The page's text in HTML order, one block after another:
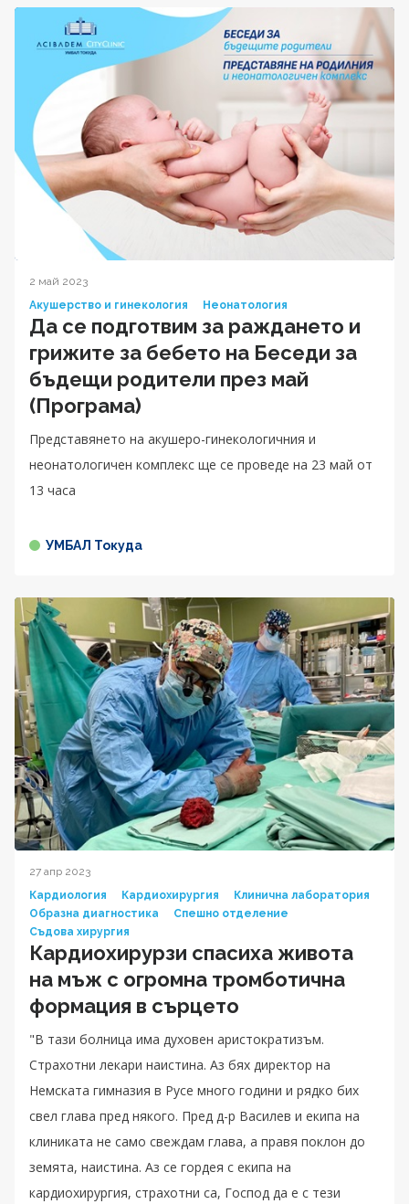
2 май 2023
Акушерство и гинекология
Неонатология
Да се подготвим за раждането и
грижите за бебето на Беседи за
бъдещи родители през май
(Програма)
Представянето на акушеро-гинекологичния и
неонатологичен комплекс ще се проведе на 23 май от
13 часа
УМБАЛ Токуда
27 апр 2023
Кардиология
Кардиохирургия
Клинична лаборатория
Образна диагностика
Спешно отделение
Съдова хирургия
Кардиохирурзи спасиха живота
на мъж с огромна тромботична
формация в сърцето
"В тази болница има духовен аристократизъм.
Страхотни лекари наистина. Аз бях директор на
Немската гимназия в Русе много години и рядко бих
свел глава пред някого. Пред д-р Василев и екипа на
клиниката не само свеждам глава, а правя поклон до
земята, наистина. Аз се гордея с екипа на
кардиохирургия, страхотни са, Господ да е с тези